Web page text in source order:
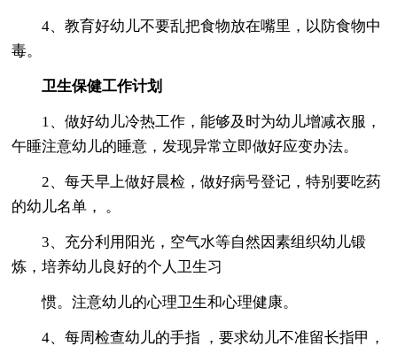
4、教育好幼儿不要乱把食物放在嘴里，以防食物中
毒。
卫生保健工作计划
1、做好幼儿冷热工作，能够及时为幼儿增减衣服，
午睡注意幼儿的睡意，发现异常立即做好应变办法。
2、每天早上做好晨检，做好病号登记，特别要吃药
的幼儿名单， 。
3、充分利用阳光，空气水等自然因素组织幼儿锻
炼，培养幼儿良好的个人卫生习
惯。注意幼儿的心理卫生和心理健康。
4、每周检查幼儿的手指 ，要求幼儿不准留长指甲，